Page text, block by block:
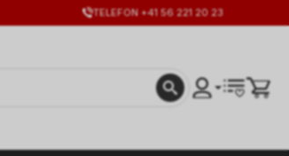
TELEFON +41 56 221 20 23